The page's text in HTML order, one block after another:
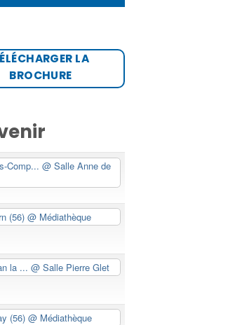
LA
BROCHURE
Comp... @ Salle Anne de
(56)@ Médiathèque
la ...@ Salle Pierre Glet
(56)@ Médiathèque